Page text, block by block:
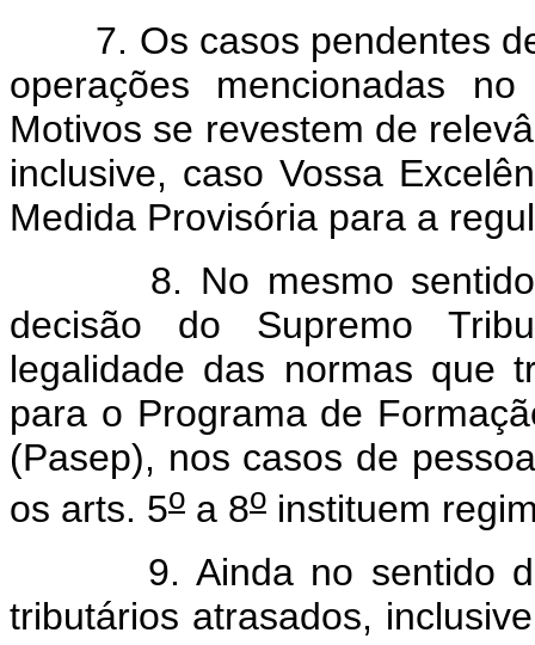
7. Os casos pendentes de
operações mencionadas
Motivos se revestem de
inclusive, caso Vossa
Medida Provisória para a
8. No mesmo sentido,
decisão do Supremo
legalidade das normas que
para o Programa de
(Pasep), nos casos de
os arts. 5o a 8o instituem
9. Ainda no sentido de
tributários atrasados,